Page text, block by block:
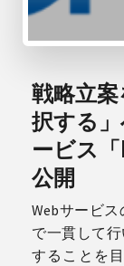
戦略立
択する
ービス
公開
Webサービ
で一貫して
することを